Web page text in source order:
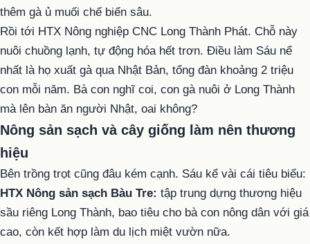
thêm gà ủ muối chế biến sâu.
Rồi tới HTX Nông nghiệp CNC Long Thành Phát. Chỗ này
nuôi chuồng lạnh, tự động hóa hết trơn. Điều làm Sáu nể
nhất là họ xuất gà qua Nhật Bản, tổng đàn khoảng 2 triệu
con mỗi năm. Bà con nghĩ coi, con gà nuôi ở Long Thành
mà lên bàn ăn người Nhật, oai không?
Nông sản sạch và cây giống làm nên thương
hiệu
Bên trồng trọt cũng đâu kém cạnh. Sáu kể vài cái tiêu biểu:
HTX Nông sản sạch Bàu Tre: tập trung dựng thương hiệu
sầu riêng Long Thành, bao tiêu cho bà con nông dân với giá
cao, còn kết hợp làm du lịch miệt vườn nữa.